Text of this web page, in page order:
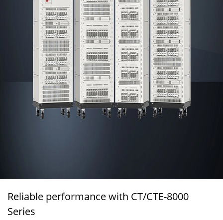
Reliable performance with CT/CTE-8000
Series